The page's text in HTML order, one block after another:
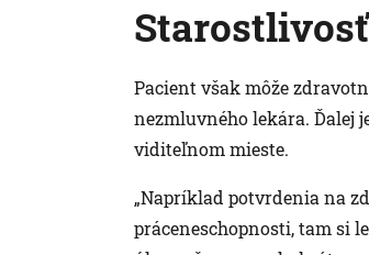
Pacient však môže
nezmluvného lekára. Ďalej
viditeľnom mieste.
„Napríklad potvrdenia na
práceneschopnosti, tam si